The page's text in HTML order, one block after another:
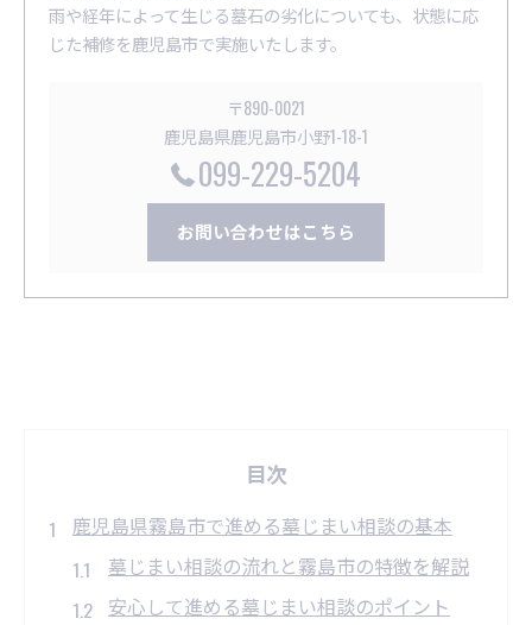
雨や経年によって生じる墓石の劣化についても、状態に応
じた補修を鹿児島市で実施いたします。
〒890-0021
鹿児島県鹿児島市小野1-18-1
099-229-5204
お問い合わせはこちら
目次
鹿児島県霧島市で進める墓じまい相談の基本
墓じまい相談の流れと霧島市の特徴を解説
安心して進める墓じまい相談のポイント